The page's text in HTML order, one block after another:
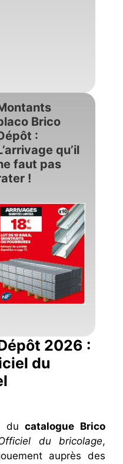
Brico
:
qu’il
faut pas
!
2026 :
du
ducatalogue Brico
du bricolage,
auprès des